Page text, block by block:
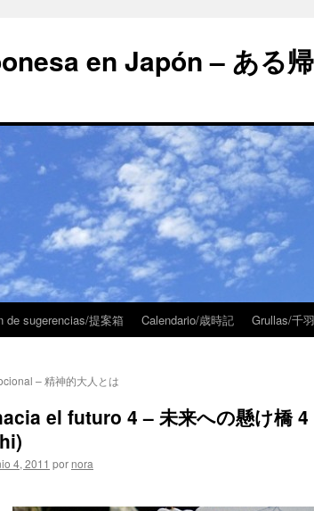
en Japón – ある
de sugerencias/提案箱 Calendario/歳時記 Grullas/千
– 精神的大人とは
el futuro 4 – 未来への懸け橋
4, 2011 por nora